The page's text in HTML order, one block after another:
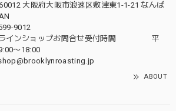
大阪府大阪市浪速区敷津東1-1-21 なんば
9012
ラインショップお問合せ受付時間 平
〜18:00
ABOUT